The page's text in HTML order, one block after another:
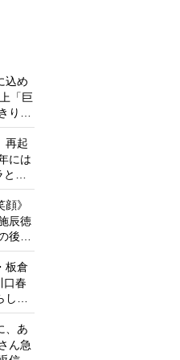
込め
「巨
で
元俳
再起
には
共
かっ
いた
》
辰徳
後の
板倉
口春
た
を削
を演
、あ
ん急